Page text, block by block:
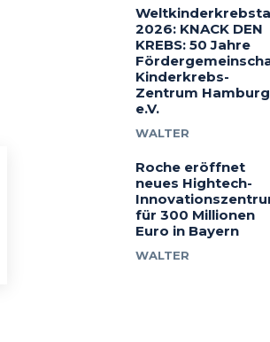
2026: KNACK DEN
KREBS: 50 Jahre
Kinderkrebs-
Zentrum Hamburg
e.V.
WALTER
Roche eröffnet
neues Hightech-
für 300 Millionen
Euro in Bayern
WALTER